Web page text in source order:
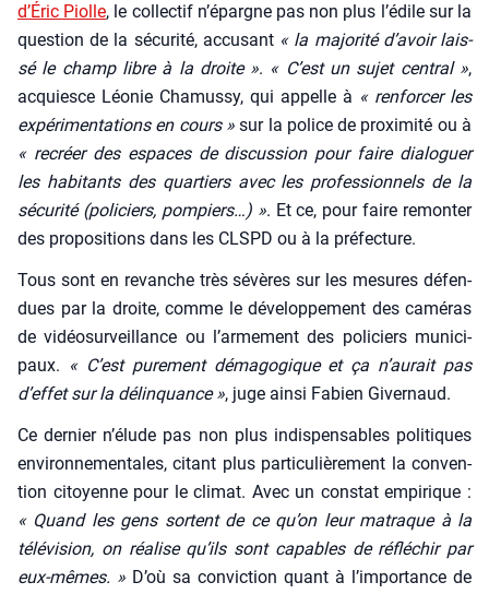
d’É­ric Piolle, le col­lec­tif n’é­pargne pas non plus l’é­dile sur la
ques­tion de la sécu­ri­té, accu­sant « la majo­ri­té d’a­voir lais­
sé le champ libre à la droite ». « C’est un sujet cen­tral »,
acquiesce Léo­nie Cha­mus­sy, qui appelle à « ren­for­cer les
expé­ri­men­ta­tions en cours »sur la police de proxi­mi­té ou à
« recréer des espaces de dis­cus­sion pour faire dia­lo­guer
les habi­tants des quar­tiers avec les pro­fes­sion­nels de la
sécu­ri­té (poli­ciers, pom­piers…) ». Et ce, pour faire remon­ter
des pro­po­si­tions dans les CLSPD ou à la pré­fec­ture.
Tous sont en revanche très sévères sur les mesures défen­
dues par la droite, comme le déve­lop­pe­ment des camé­ras
de vidéo­sur­veillance ou l’ar­me­ment des poli­ciers muni­ci­
paux. « C’est pure­ment déma­go­gique et ça n’au­rait pas
d’ef­fet sur la délin­quance », juge ain­si Fabien Giver­naud.
Ce der­nier n’é­lude pas non plus indis­pen­sables poli­tiques
envi­ron­ne­men­tales, citant plus par­ti­cu­liè­re­ment la conven­
tion citoyenne pour le cli­mat. Avec un constat empi­rique :
« Quand les gens sortent de ce qu’on leur matraque à la
télé­vi­sion, on réa­lise qu’ils sont capables de réflé­chir par
eux-mêmes. » D’où sa convic­tion quant à l’im­por­tance de